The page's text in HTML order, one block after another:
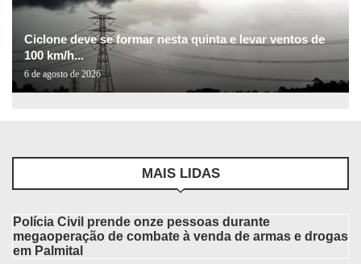
Ciclone deve se formar nesta quinta e levar ventos de
100 km/h...
6 de agosto de 2026
MAIS LIDAS
Polícia Civil prende onze pessoas durante
megaoperação de combate à venda de armas e drogas
em Palmital